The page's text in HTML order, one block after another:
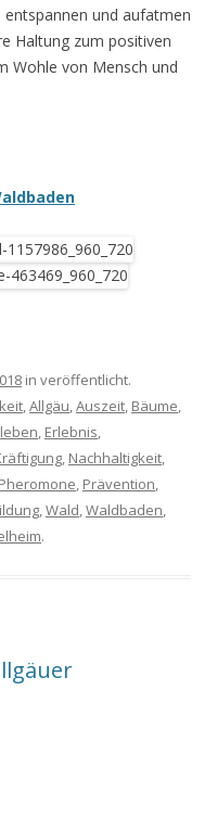
und aufatmen
Haltung zum positiven
Wohle von Mensch und
in veröffentlicht.
,Allgäu,Auszeit, Bäume,
, Erlebnis,
, Nachhaltigkeit,
Pheromone, Prävention,
,Wald,Waldbaden,
.